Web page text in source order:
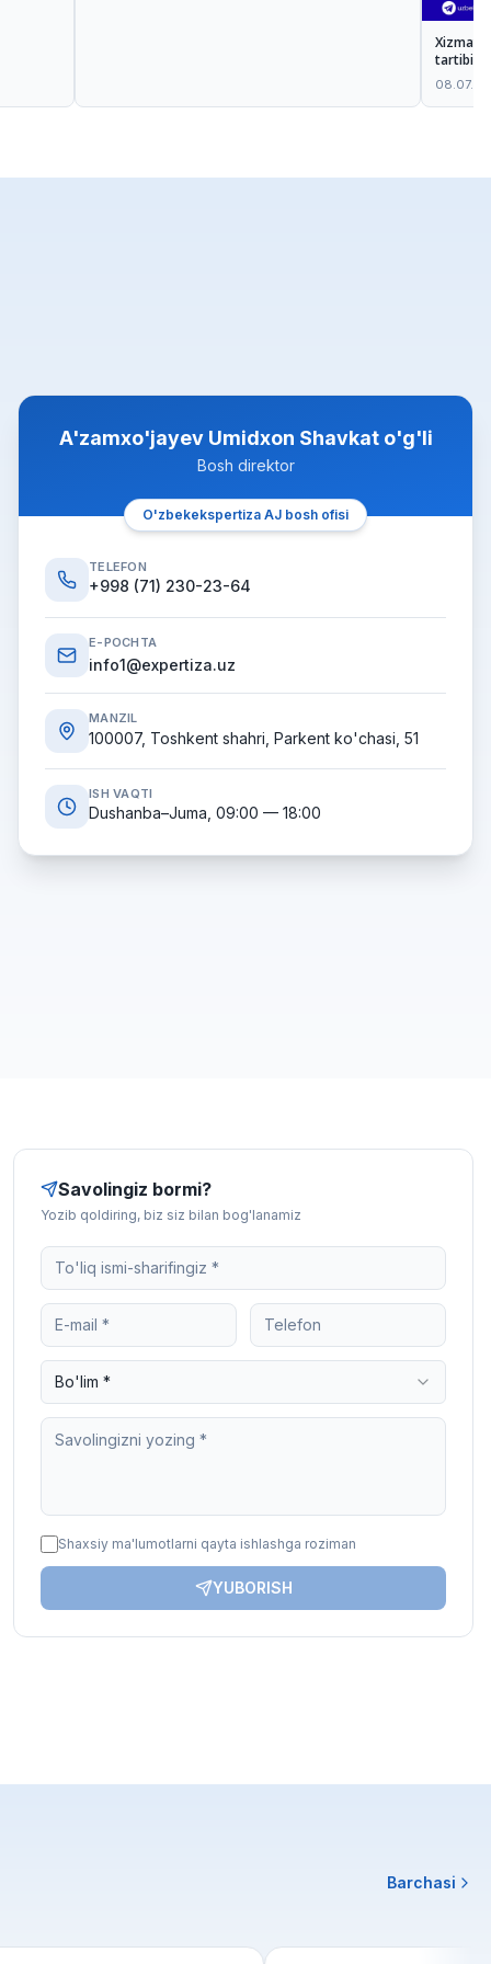
tartibi:
A'zamxo'jayev Umidxon Shavkat o'g'li
Bosh direktor
O'zbekekspertiza AJ bosh ofisi
TELEFON
+998 (71) 230-23-64
E-POCHTA
info1@expertiza.uz
MANZIL
100007, Toshkent shahri, Parkent ko'chasi, 51
ISH VAQTI
Dushanba–Juma, 09:00 — 18:00
Savolingiz bormi?
Yozib qoldiring, biz siz bilan bog'lanamiz
Bo'lim *
Shaxsiy ma'lumotlarni qayta ishlashga roziman
YUBORISH
Barchasi